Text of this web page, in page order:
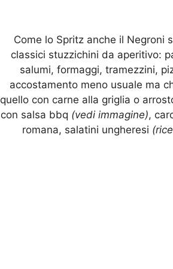
Come lo Spritz anche il Negroni
classici stuzzichini da aperitivo:
salumi, formaggi, tramezzini,
accostamento meno usuale ma
quello con carne alla griglia o
con salsa bbq (vedi immagine),
romana, salatini ungheresi